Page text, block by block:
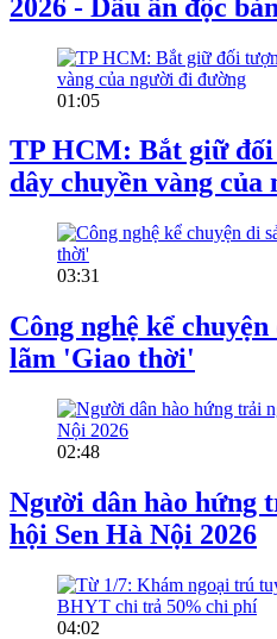
2026 - Dấu ấn độc bản
01:05
TP HCM: Bắt giữ
dây chuyền vàng
03:31
Công nghệ kể
lãm 'Giao thời'
02:48
Người dân hào hứng
hội Sen Hà Nội 2026
04:02